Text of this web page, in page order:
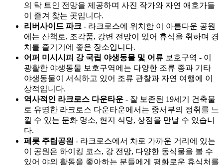
의 탁 트인 전망을 제공하며 사진 작가와 자연 애호가들
이 즐겨 찾는 곳입니다.
리버사이드 파크 - 라크로스에 위치한 이 아름다운 공원
에는 산책로, 조각품, 강변 전망이 있어 휴식을 취하며 경
치를 즐기기에 좋은 장소입니다.
어퍼 미시시피 강 국립 야생동물 및 어류 보호구역 - 이
광활한 야생동물 보호구역에는 다양한 조류 종과 기타
야생동물이 서식하고 있어 조류 관찰과 자연 여행에 이
상적입니다.
역사적인 라크로스 다운타운 - 잘 보존된 19세기 건축물
로 유명한 라크로스 다운타운에서는 중서부의 정취를 느
낄 수 있는 문화 명소, 현지 식당, 상점을 만날 수 있습니
다.
페롯 주립공원 - 라크로스에서 차로 가까운 거리에 있는
이 공원은 하이킹 코스, 강 전망, 다양한 동식물을 볼 수
있어 야외 활동을 좋아하는 분들에게 평화로운 휴식처를